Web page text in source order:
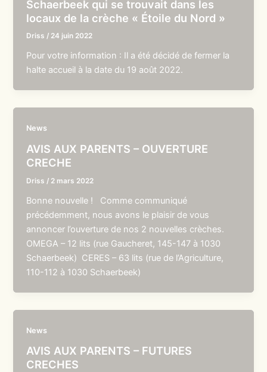
Schaerbeek qui se trouvait dans les
locaux de la crèche « Étoile du Nord »
Driss / 24 juin 2022
Pour votre information : Il a été décidé de fermer la
halte accueil à la date du 19 août 2022.
News
AVIS AUX PARENTS – OUVERTURE
CRECHE
Driss / 2 mars 2022
Bonne nouvelle ! Comme communiqué
précédemment, nous avons le plaisir de vous
annoncer l’ouverture de nos 2 nouvelles crèches.
OMEGA – 12 lits (rue Gaucheret, 145-147 à 1030
Schaerbeek) CERES – 63 lits (rue de l’Agriculture,
110-112 à 1030 Schaerbeek)
News
AVIS AUX PARENTS – FUTURES
CRECHES